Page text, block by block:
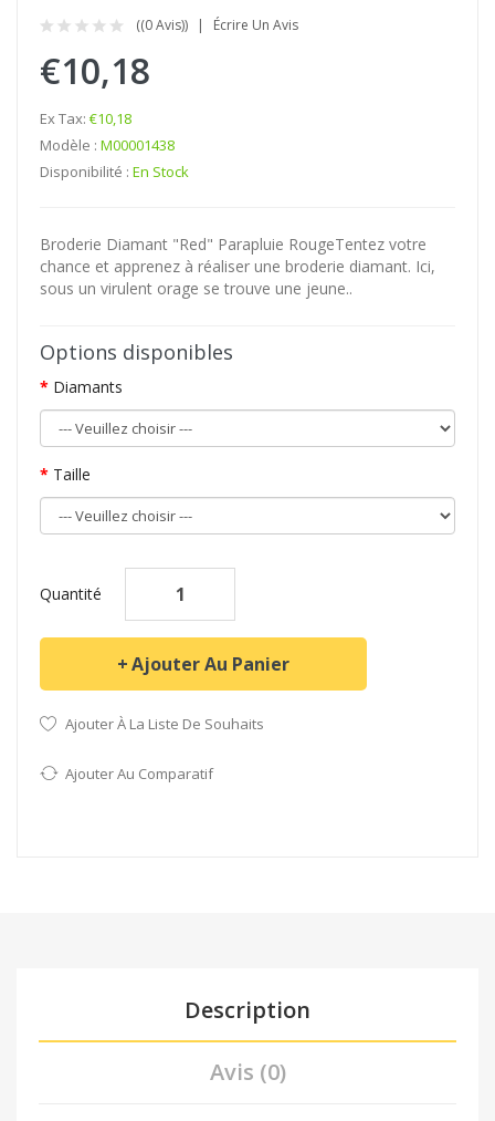
((0 Avis)) Écrire Un Avis
€10,18
Ex Tax: €10,18
Modèle : M00001438
Disponibilité : En Stock
Broderie Diamant "Red" Parapluie RougeTentez votre
chance et apprenez à réaliser une broderie diamant. Ici,
sous un virulent orage se trouve une jeune..
Options disponibles
Diamants
Taille
Quantité
Ajouter Au Panier
Ajouter À La Liste De Souhaits
Ajouter Au Comparatif
Description
Avis (0)